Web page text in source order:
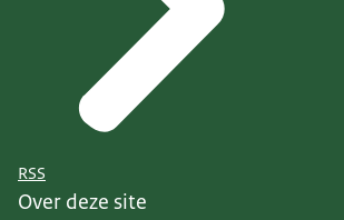
RSS
Over deze site